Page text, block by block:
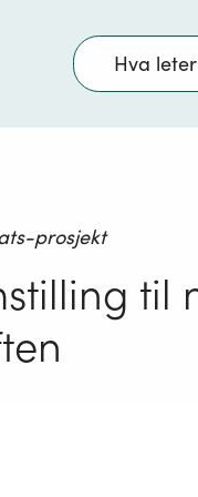
Søk
prosjekt
til